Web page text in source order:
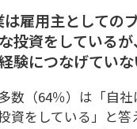
は雇用主としての
投資をしている
験につなげてい
数（64％）は「自
資をしている」と答